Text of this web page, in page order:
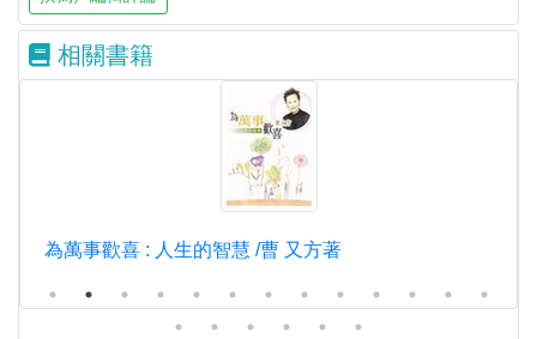
相關書籍
為萬事歡喜 : 人生的智慧 /曹 又方著